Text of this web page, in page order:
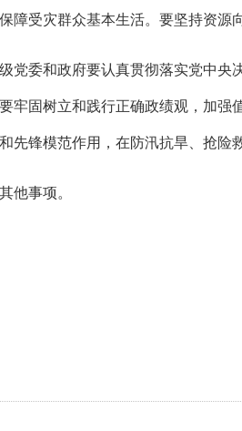
障受灾群众基本生活。要坚持资源
党委和政府要认真贯彻落实党中央
牢固树立和践行正确政绩观，加
先锋模范作用，在防汛抗旱、抢险
他事项。